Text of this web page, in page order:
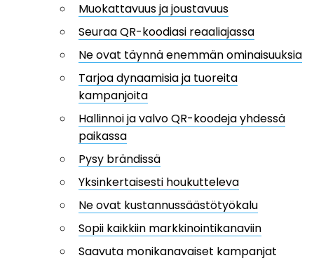
Muokattavuus ja joustavuus
Seuraa QR-koodiasi reaaliajassa
Ne ovat täynnä enemmän ominaisuuksia
Tarjoa dynaamisia ja tuoreita
kampanjoita
Hallinnoi ja valvo QR-koodeja yhdessä
paikassa
Pysy brändissä
Yksinkertaisesti houkutteleva
Ne ovat kustannussäästötyökalu
Sopii kaikkiin markkinointikanaviin
Saavuta monikanavaiset kampanjat